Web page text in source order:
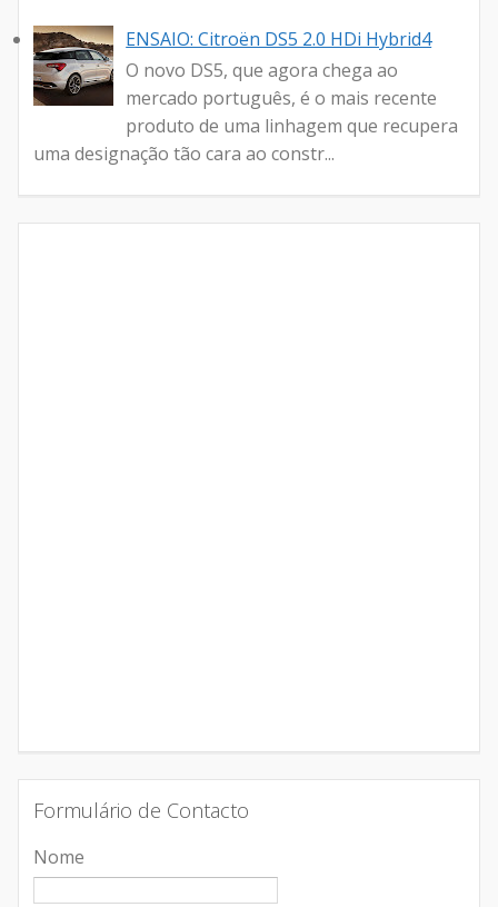
ENSAIO: Citroën DS5 2.0 HDi Hybrid4
O novo DS5, que agora chega ao
mercado português, é o mais recente
produto de uma linhagem que recupera
uma designação tão cara ao constr...
Formulário de Contacto
Nome